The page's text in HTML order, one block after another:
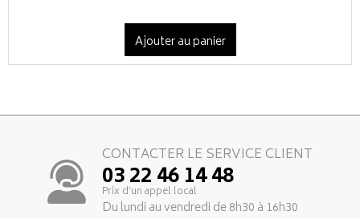
Ajouter au panier
CONTACTER LE SERVICE CLIENT
03 22 46 14 48
Prix d’un appel local
Du lundi au vendredi de 8h30 à 16h30